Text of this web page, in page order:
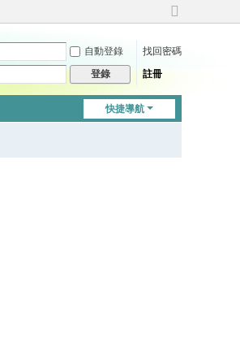
切
到
自動登錄
找回密碼
登錄 註冊
快捷導航